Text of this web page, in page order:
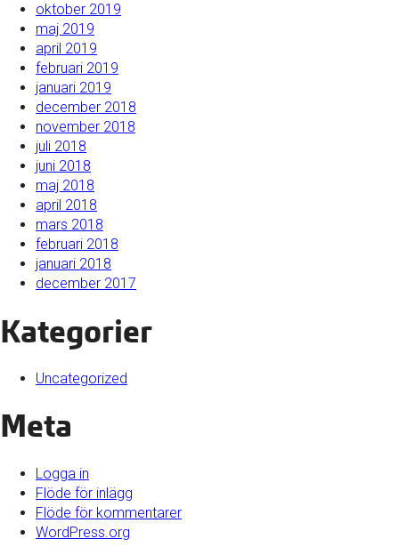
oktober 2019
maj 2019
april 2019
februari 2019
januari 2019
december 2018
november 2018
juli 2018
juni 2018
maj 2018
april 2018
mars 2018
februari 2018
januari 2018
december 2017
Kategorier
Uncategorized
Meta
Logga in
Flöde för inlägg
Flöde för kommentarer
WordPress.org